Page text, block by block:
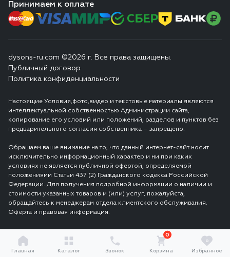
Принимаем к оплате
dysons-ru.com ©2026 г. Все права защищены.
Публичный договор
Политика конфиденциальности
Настоящие Условия,фото,видео и текстовые материалы являются
интеллектуальной собственностью Администрации сайта,
копирование его условий или положений, разделов и пунктов без
предварительного согласия собственника – запрещено.
Обращаем ваше внимание на то, что данный интернет-сайт носит
исключительно информационный характер и ни при каких
условиях не является публичной офертой, определяемой
положениями Статьи 437 (2) Гражданского кодекса Российской
Федерации. Для получения подробной информации о наличии и
стоимости указанных товаров и (или) услуг, пожалуйста,
обращайтесь к менеджерам отдела клиентского обслуживания.
Оферта и правовая информация.
Главная Каталог Звонок
0
Корзина
0
Избранное